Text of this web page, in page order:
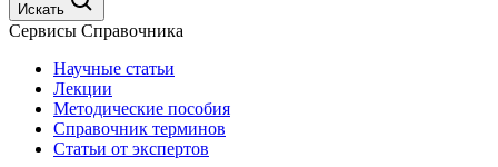
Искать
Сервисы Справочника
Научные статьи
Лекции
Методические пособия
Справочник терминов
Статьи от экспертов